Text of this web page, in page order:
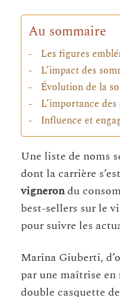
Au sommaire
Les figures
L’impact des
Évolution de la
L’importance
Influence et
Une liste de noms
dont la carrière
vignerondu
best-sellers sur le
pour suivre les
Marina Giuberti,
par une maîtrise
double casquette